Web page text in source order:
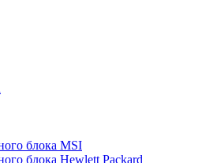
блока MSI
блока Hewlett Packard